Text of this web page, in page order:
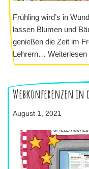
Frühling wird’s in
lassen Blumen und
genießen die Zeit im
Lehrern… Weiterlesen
Webkonferenzen in
August 1, 2021